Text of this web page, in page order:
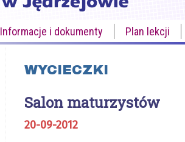
Informacje i dokumenty Plan lekcji
WYCIECZKI
Salon maturzystów
20-09-2012